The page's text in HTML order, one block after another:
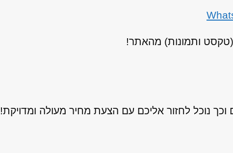
(טקסט ותמונות) מהאתר!
נוכל לחזור אליכם עם הצעת מחיר מעולה ומדויקת!